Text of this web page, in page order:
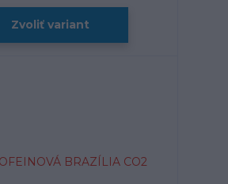
Zvoliť variant